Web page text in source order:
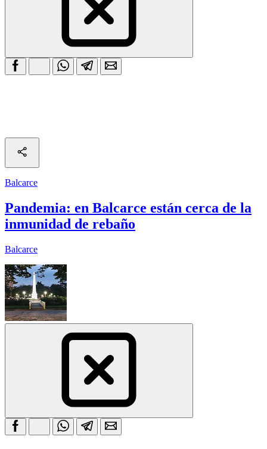
Balcarce
Pandemia: en Balcarce están cerca de la
inmunidad de rebaño
Balcarce